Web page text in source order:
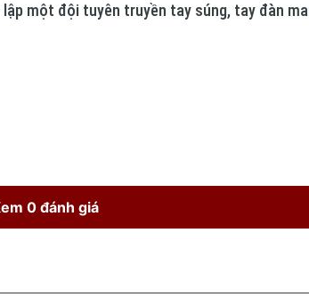
một đội tuyên truyền tay súng, tay đàn
0 đánh giá